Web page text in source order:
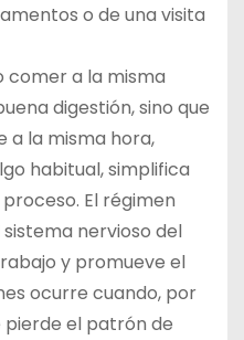
o de una visita
comer a la misma
digestión, sino que
a la misma hora,
habitual, simplifica
El régimen
nervioso del
y promueve el
ocurre cuando, por
pierde el patrón de